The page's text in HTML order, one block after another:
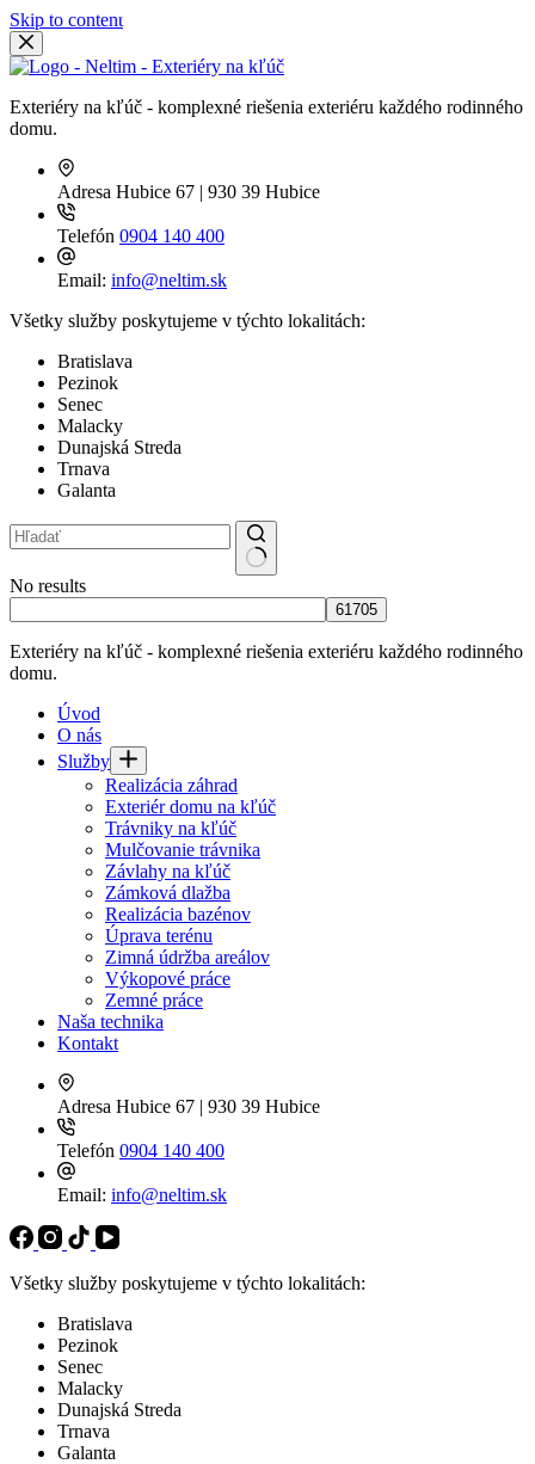
Skip to content
Exteriéry na kľúč - komplexné riešenia exteriéru každého rodinného
domu.
Adresa Hubice 67 | 930 39 Hubice
Telefón 0904 140 400
Email: info@neltim.sk
Všetky služby poskytujeme v týchto lokalitách:
Bratislava
Pezinok
Senec
Malacky
Dunajská Streda
Trnava
Galanta
No results
Exteriéry na kľúč - komplexné riešenia exteriéru každého rodinného
domu.
Úvod
O nás
Služby
Realizácia záhrad
Exteriér domu na kľúč
Trávniky na kľúč
Mulčovanie trávnika
Závlahy na kľúč
Zámková dlažba
Realizácia bazénov
Úprava terénu
Zimná údržba areálov
Výkopové práce
Zemné práce
Naša technika
Kontakt
Adresa Hubice 67 | 930 39 Hubice
Telefón 0904 140 400
Email: info@neltim.sk
Všetky služby poskytujeme v týchto lokalitách:
Bratislava
Pezinok
Senec
Malacky
Dunajská Streda
Trnava
Galanta